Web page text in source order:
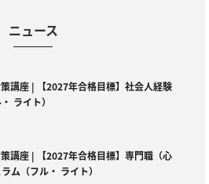
ニュース
策講座 | 【2027年合格目標】社会人経験
ライト）
策講座 | 【2027年合格目標】専門職（心
ム（フル・ ライト）